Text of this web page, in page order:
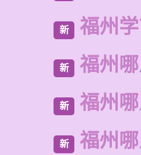
新 福州
新 福州
新 福州
新 福州